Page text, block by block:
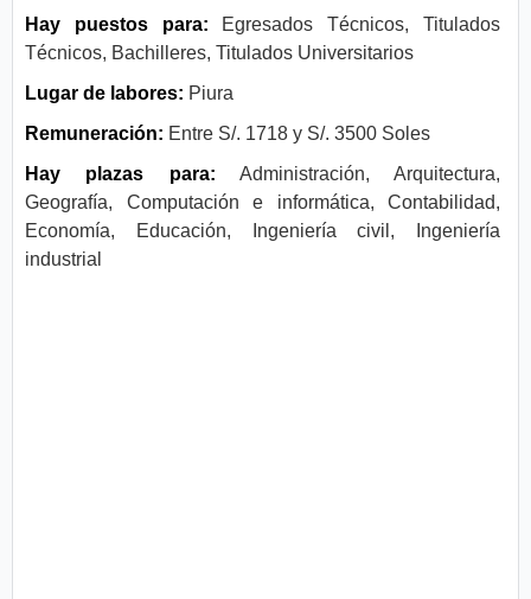
Hay puestos para: Egresados Técnicos, Titulados
Técnicos, Bachilleres, Titulados Universitarios
Lugar de labores: Piura
Remuneración: Entre S/. 1718 y S/. 3500 Soles
Hay plazas para: Administración, Arquitectura,
Geografía, Computación e informática, Contabilidad,
Economía, Educación, Ingeniería civil, Ingeniería
industrial